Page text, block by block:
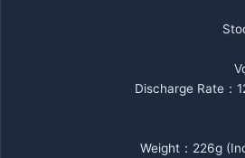
Discharge Rate：
Weight：226g